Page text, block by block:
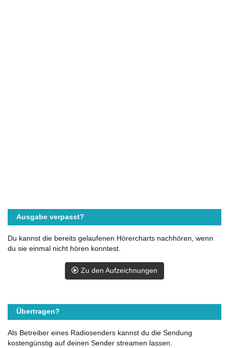
Ausgabe verpasst?
Du kannst die bereits gelaufenen Hörercharts nachhören, wenn
du sie einmal nicht hören konntest.
Zu den Aufzeichnungen
Übertragen?
Als Betreiber eines Radiosenders kannst du die Sendung
kostengünstig auf deinen Sender streamen lassen.